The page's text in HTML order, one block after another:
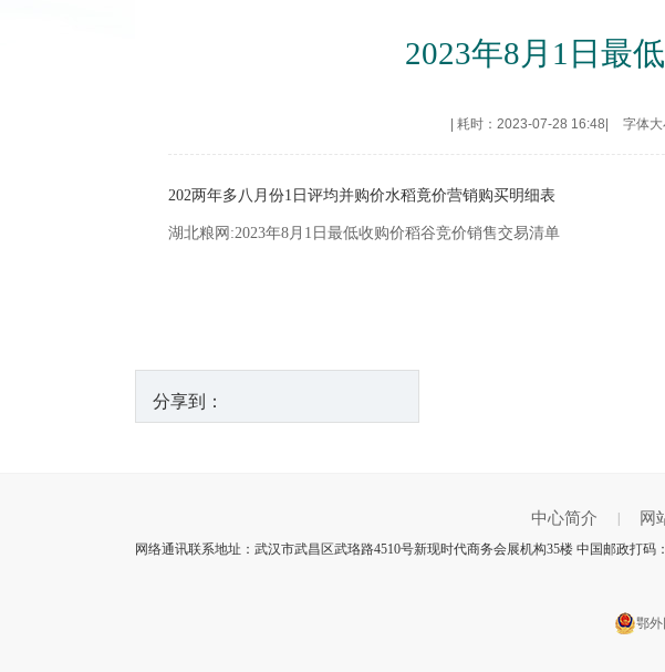
2023年8月1日最
耗时：2023-07-28 16:48 字体大
202两年多八月份1日评均并购价水稻竟价营销购买明细表
湖北粮网:2023年8月1日最低收购价稻谷竞价销售交易清单
分享到：
中心简介 网
网络通讯联系地址：武汉市武昌区武珞路4510号新现时代商务会展机构35楼 中国邮政打码
鄂外